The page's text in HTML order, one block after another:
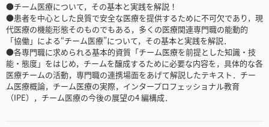
●チーム医療について，その基本と実践を解説！
●患者を中心とした良質で安全な医療を提供するために不可欠であり，現
代医療の機能形態そのものでもある，多くの医療関連専門職の能動的
「協働」による“チーム医療”について，その基本と実践を解説．
●各専門職に求められる基本的資質「チーム医療を前提とした知識・技
能・態度」をはじめ，チームを醸成するために必要な内容を，具体的な各
医療チームの活動，専門職の連携場面をあげて解説したテキスト．チー
ム医療概論，チーム医療の実際，インタープロフェッショナル教育
（IPE），チーム医療の今後の展望の4 編構成．